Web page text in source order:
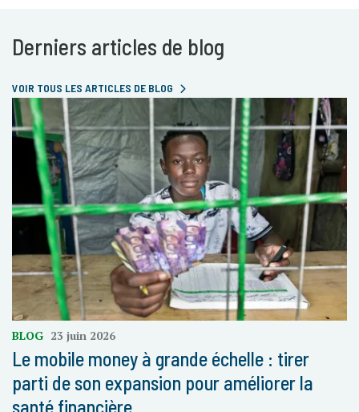
Derniers articles de blog
VOIR TOUS LES ARTICLES DE BLOG
BLOG 23 juin 2026
Le mobile money à grande échelle : tirer
parti de son expansion pour améliorer la
santé financière